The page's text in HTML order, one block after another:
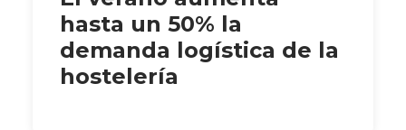
hasta un 50% la
demanda logística de la
hostelería